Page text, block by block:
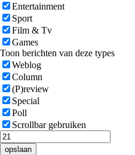
Entertainment
Sport
Film & Tv
Games
Toon berichten van deze types
Weblog
Column
(P)review
Special
Poll
Scrollbar gebruiken
opslaan